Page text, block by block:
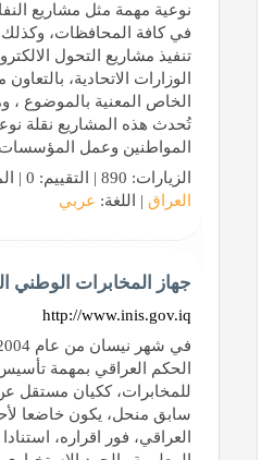
في كافة المحافظات،
تنفيذ مشاريع التحول
الوزارات الاتحادية،
الخاص المعنية بالموضوع ،
تُحدث هذه المشاريع نقلة
المواطنين وعمل
الزيارات: 890 | التقييم: 0 | المقيّمين: 0 | الدولة:
العراق | اللغة: عربي
جهاز المخابرات الوطني
http://www.inis.gov.iq
الحكم العراقي بمهمة
للمخابرات، ككيان مستقل
سابق منحل، يكون خاضعا
العراقي، فور اقراره،